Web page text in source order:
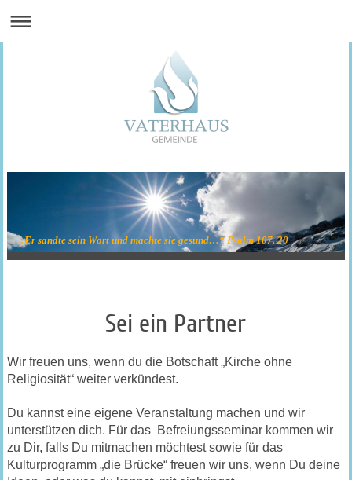
„Er sandte sein Wort und machte sie gesund…“ Psalm 107, 20
Sei ein Partner
Wir freuen uns, wenn du die Botschaft „Kirche ohne
Religiosität“ weiter verkündest.
Du kannst eine eigene Veranstaltung machen und wir
unterstützen dich. Für das Befreiungsseminar kommen wir
zu Dir, falls Du mitmachen möchtest sowie für das
Kulturprogramm „die Brücke“ freuen wir uns, wenn Du deine